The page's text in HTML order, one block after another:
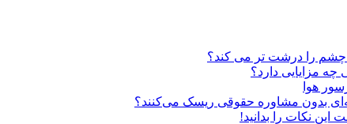
چشم را درشت تر می کند؟
چه مزایایی دارد؟
هوا
بدون مشاوره حقوقی ریسک می‌کنند؟
نکات را بدانید!